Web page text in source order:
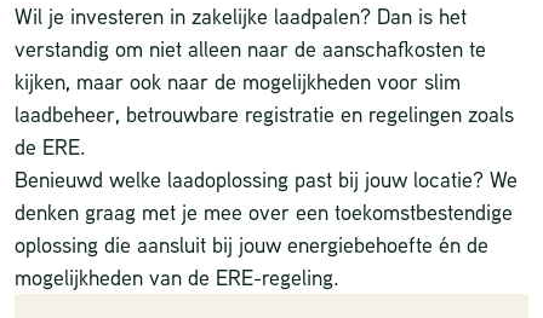
Wil je investeren in zakelijke laadpalen? Dan is het
verstandig om niet alleen naar de aanschafkosten te
kijken, maar ook naar de mogelijkheden voor slim
laadbeheer, betrouwbare registratie en regelingen zoals
de ERE.
Benieuwd welke laadoplossing past bij jouw locatie? We
denken graag met je mee over een toekomstbestendige
oplossing die aansluit bij jouw energiebehoefte én de
mogelijkheden van de ERE-regeling.